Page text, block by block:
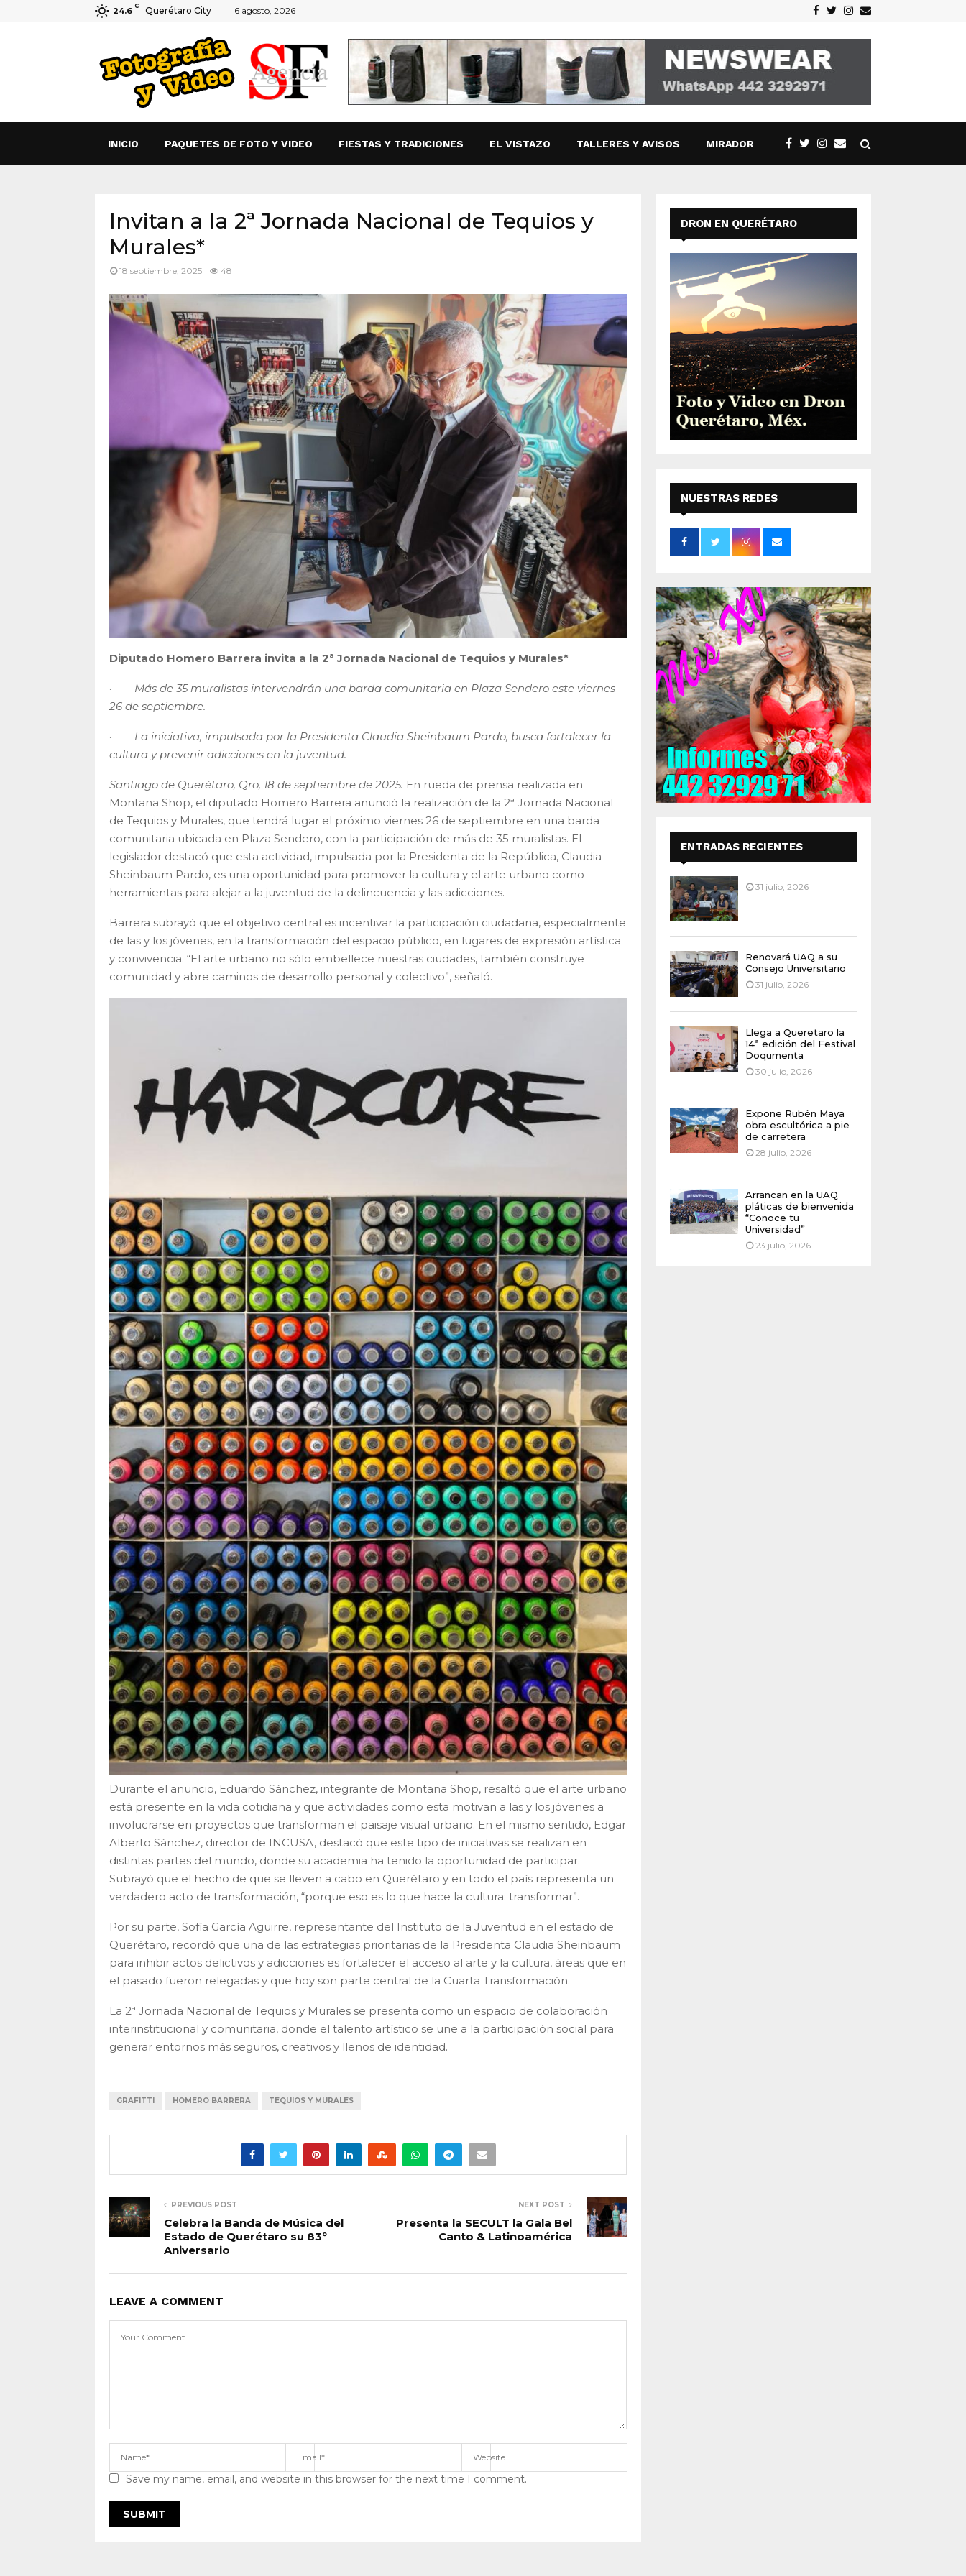
24.6 C Querétaro City 6 agosto, 2026 Facebook
TwitterInstagram
Email
INICIO PAQUETES DE FOTO Y VIDEO FIESTAS Y TRADICIONES EL VISTAZO TALLERES Y AVISOS MIRADOR
Invitan a la 2ª Jornada Nacional de Tequios y
Murales*
18 septiembre, 2025 48
Diputado Homero Barrera invita a la 2ª Jornada Nacional de Tequios y Murales*
· Más de 35 muralistas intervendrán una barda comunitaria en Plaza Sendero este viernes
26 de septiembre.
· La iniciativa, impulsada por la Presidenta Claudia Sheinbaum Pardo, busca fortalecer la
cultura y prevenir adicciones en la juventud.
Santiago de Querétaro, Qro, 18 de septiembre de 2025. En rueda de prensa realizada en
Montana Shop, el diputado Homero Barrera anunció la realización de la 2ª Jornada Nacional
de Tequios y Murales, que tendrá lugar el próximo viernes 26 de septiembre en una barda
comunitaria ubicada en Plaza Sendero, con la participación de más de 35 muralistas. El
legislador destacó que esta actividad, impulsada por la Presidenta de la República, Claudia
Sheinbaum Pardo, es una oportunidad para promover la cultura y el arte urbano como
herramientas para alejar a la juventud de la delincuencia y las adicciones.
Barrera subrayó que el objetivo central es incentivar la participación ciudadana, especialmente
de las y los jóvenes, en la transformación del espacio público, en lugares de expresión artística
y convivencia. “El arte urbano no sólo embellece nuestras ciudades, también construye
comunidad y abre caminos de desarrollo personal y colectivo”, señaló.
Durante el anuncio, Eduardo Sánchez, integrante de Montana Shop, resaltó que el arte urbano
está presente en la vida cotidiana y que actividades como esta motivan a las y los jóvenes a
involucrarse en proyectos que transforman el paisaje visual urbano. En el mismo sentido, Edgar
Alberto Sánchez, director de INCUSA, destacó que este tipo de iniciativas se realizan en
distintas partes del mundo, donde su academia ha tenido la oportunidad de participar.
Subrayó que el hecho de que se lleven a cabo en Querétaro y en todo el país representa un
verdadero acto de transformación, “porque eso es lo que hace la cultura: transformar”.
Por su parte, Sofía García Aguirre, representante del Instituto de la Juventud en el estado de
Querétaro, recordó que una de las estrategias prioritarias de la Presidenta Claudia Sheinbaum
para inhibir actos delictivos y adicciones es fortalecer el acceso al arte y la cultura, áreas que en
el pasado fueron relegadas y que hoy son parte central de la Cuarta Transformación.
La 2ª Jornada Nacional de Tequios y Murales se presenta como un espacio de colaboración
interinstitucional y comunitaria, donde el talento artístico se une a la participación social para
generar entornos más seguros, creativos y llenos de identidad.
GRAFITTI HOMERO BARRERA TEQUIOS Y MURALES
PREVIOUS POST
Celebra la Banda de Música del
Estado de Querétaro su 83º
Aniversario
NEXT POST
Presenta la SECULT la Gala Bel
Canto & Latinoamérica
LEAVE A COMMENT
Save my name, email, and website in this browser for the next time I comment.
DRON EN QUERÉTARO
NUESTRAS REDES
SOCIALES
ENTRADAS RECIENTES
31 julio, 2026
Renovará UAQ a su
Consejo Universitario
31 julio, 2026
Llega a Queretaro la
14ª edición del Festival
Doqumenta
30 julio, 2026
Expone Rubén Maya
obra escultórica a pie
de carretera
28 julio, 2026
Arrancan en la UAQ
pláticas de bienvenida
“Conoce tu
Universidad”
23 julio, 2026